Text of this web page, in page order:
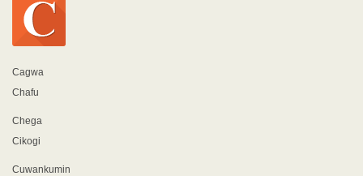
Cagwa
Chafu
Chega
Cikogi
Cuwankumin